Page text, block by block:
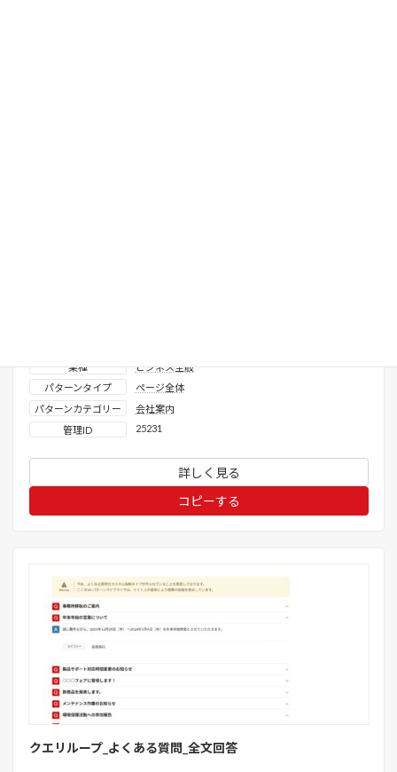
業種
ビジネス全般
パターンタイプ
ページ全体
パターンカテゴリー
会社案内
管理ID
25231
詳しく見る
コピーする
クエリループ_よくある質問_全文回答